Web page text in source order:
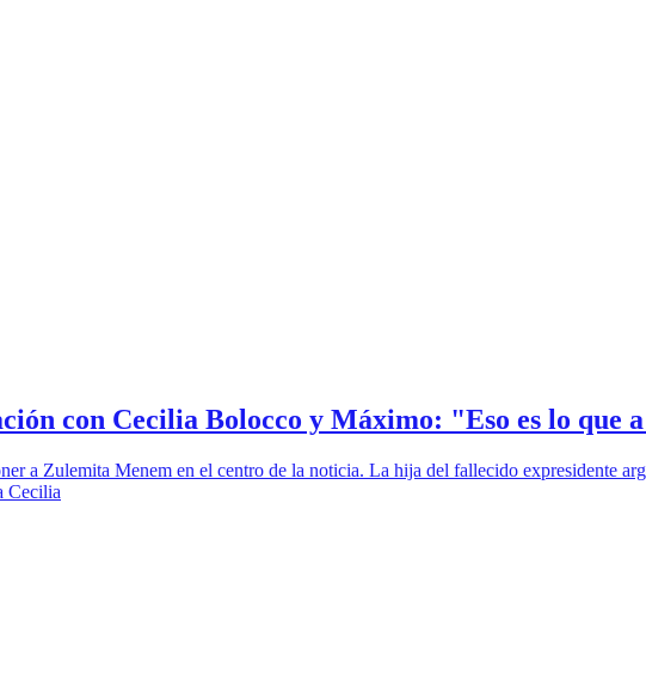
con Cecilia Bolocco y Máximo: "Eso es lo que
a Zulemita Menem en el centro de la noticia. La hija del fallecido expresidente
Cecilia